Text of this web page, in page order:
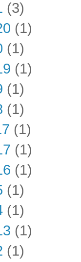
(3)
(1)
(1)
(1)
(1)
(1)
(1)
(1)
(1)
(1)
(1)
(1)
(1)